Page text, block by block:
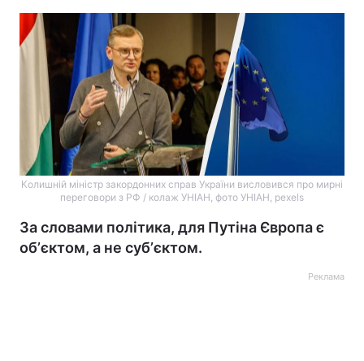
Колишній міністр закордонних справ України висловився про мирні
переговори з РФ / колаж УНІАН, фото УНІАН, pexels
За словами політика, для Путіна Європа є
обʼєктом, а не субʼєктом.
Реклама